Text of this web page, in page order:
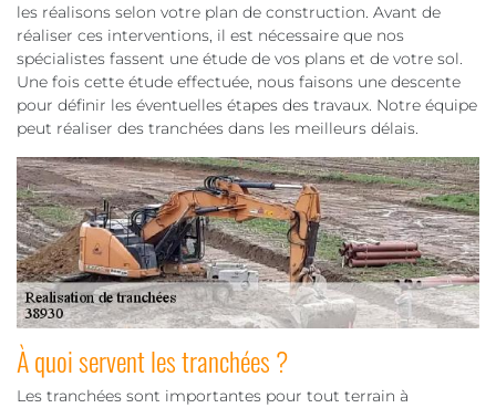
les réalisons selon votre plan de construction. Avant de
réaliser ces interventions, il est nécessaire que nos
spécialistes fassent une étude de vos plans et de votre sol.
Une fois cette étude effectuée, nous faisons une descente
pour définir les éventuelles étapes des travaux. Notre équipe
peut réaliser des tranchées dans les meilleurs délais.
À quoi servent les tranchées ?
Les tranchées sont importantes pour tout terrain à